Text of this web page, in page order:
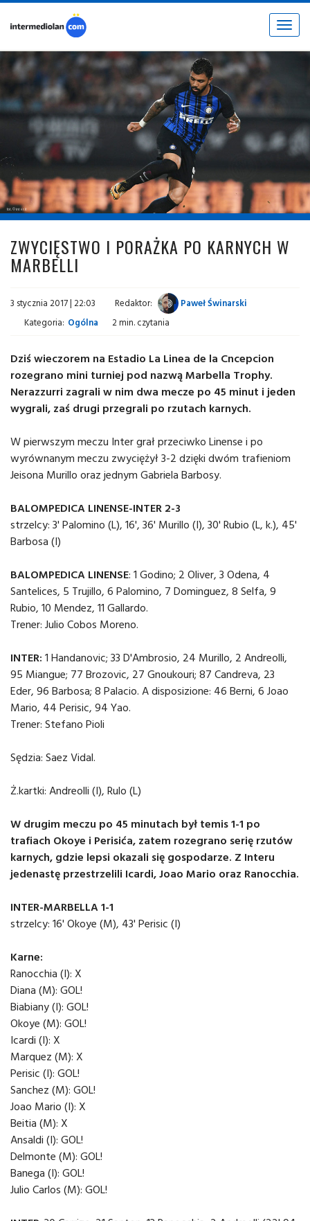
Toggle
fot. © inter.it
ZWYCIĘSTWO I PORAŻKA PO KARNYCH W
MARBELLI
3 stycznia 2017 | 22:03 Redaktor:
Paweł Świnarski
Kategoria: Ogólna 2 min. czytania
Dziś wieczorem na Estadio La Linea de la Cncepcion
rozegrano mini turniej pod nazwą Marbella Trophy.
Nerazzurri zagrali w nim dwa mecze po 45 minut i jeden
wygrali, zaś drugi przegrali po rzutach karnych.
W pierwszym meczu Inter grał przeciwko Linense i po
wyrównanym meczu zwyciężył 3-2 dzięki dwóm trafieniom
Jeisona Murillo oraz jednym Gabriela Barbosy.
BALOMPEDICA LINENSE-INTER 2-3
strzelcy: 3' Palomino (L), 16', 36' Murillo (I), 30' Rubio (L, k.), 45'
Barbosa (I)
BALOMPEDICA LINENSE: 1 Godino; 2 Oliver, 3 Odena, 4
Santelices, 5 Trujillo, 6 Palomino, 7 Dominguez, 8 Selfa, 9
Rubio, 10 Mendez, 11 Gallardo.
Trener: Julio Cobos Moreno.
INTER: 1 Handanovic; 33 D'Ambrosio, 24 Murillo, 2 Andreolli,
95 Miangue; 77 Brozovic, 27 Gnoukouri; 87 Candreva, 23
Eder, 96 Barbosa; 8 Palacio. A disposizione: 46 Berni, 6 Joao
Mario, 44 Perisic, 94 Yao.
Trener: Stefano Pioli
Sędzia: Saez Vidal.
Ż.kartki: Andreolli (I), Rulo (L)
W drugim meczu po 45 minutach był temis 1-1 po
trafiach Okoye i Perisića, zatem rozegrano serię rzutów
karnych, gdzie lepsi okazali się gospodarze. Z Interu
jedenastę przestrzelili Icardi, Joao Mario oraz Ranocchia.
INTER-MARBELLA 1-1
strzelcy: 16' Okoye (M), 43' Perisic (I)
Karne:
Ranocchia (I): X
Diana (M): GOL!
Biabiany (I): GOL!
Okoye (M): GOL!
Icardi (I): X
Marquez (M): X
Perisic (I): GOL!
Sanchez (M): GOL!
Joao Mario (I): X
Beitia (M): X
Ansaldi (I): GOL!
Delmonte (M): GOL!
Banega (I): GOL!
Julio Carlos (M): GOL!